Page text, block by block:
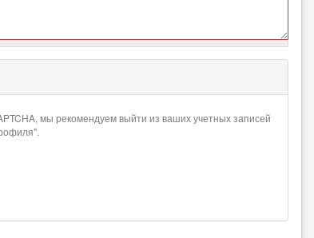
мы рекомендуем выйти из ваших учетных записей